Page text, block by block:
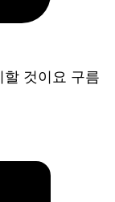
것이요 구름